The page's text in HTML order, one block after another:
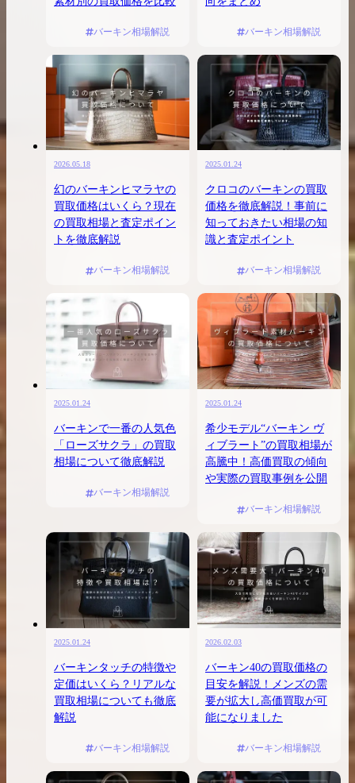
バーキン相場解説 バーキン相場解説
2026.05.18
幻のバーキンヒマラヤの
買取価格はいくら？現在
の買取相場と査定ポイン
トを徹底解説
バーキン相場解説
2025.01.24
クロコのバーキンの買取
価格を徹底解説！事前に
知っておきたい相場の知
識と査定ポイント
バーキン相場解説
2025.01.24
バーキンで一番の人気色
「ローズサクラ」の買取
相場について徹底解説
バーキン相場解説
2025.01.24
希少モデル“バーキン ヴ
ィブラート”の買取相場が
高騰中！高価買取の傾向
や実際の買取事例を公開
バーキン相場解説
2025.01.24
バーキンタッチの特徴や
定価はいくら？リアルな
買取相場についても徹底
解説
バーキン相場解説
2026.02.03
バーキン40の買取価格の
目安を解説！メンズの需
要が拡大し高価買取が可
能になりました
バーキン相場解説